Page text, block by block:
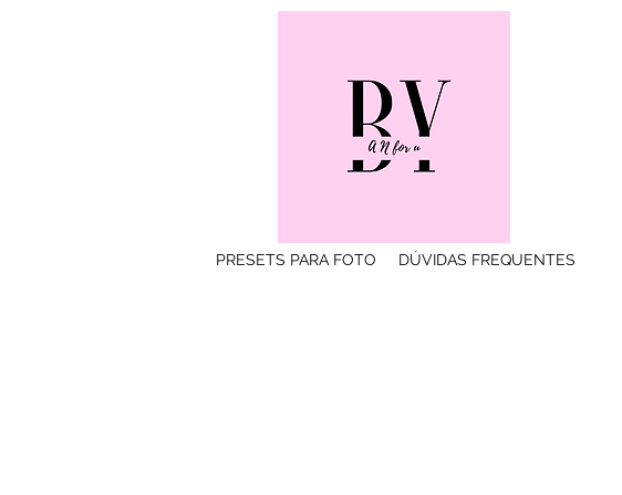
PRESETS PARA FOTO DÚVIDAS FREQUENTES